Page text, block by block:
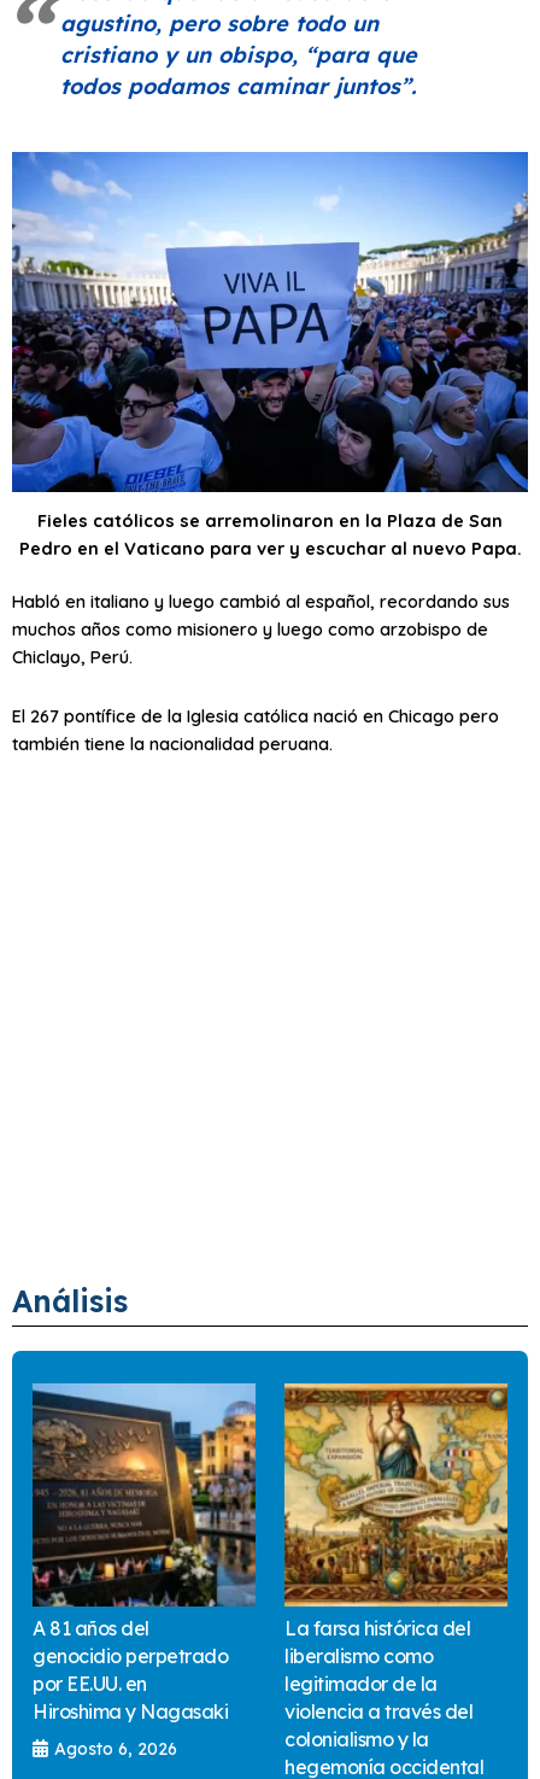
agustino, pero sobre todo un
cristiano y un obispo, “para que
todos podamos caminar juntos”.
Fieles católicos se arremolinaron en la Plaza de San
Pedro en el Vaticano para ver y escuchar al nuevo Papa.
Habló en italiano y luego cambió al español, recordando sus
muchos años como misionero y luego como arzobispo de
Chiclayo, Perú.
El 267 pontífice de la Iglesia católica nació en Chicago pero
también tiene la nacionalidad peruana.
Análisis
A 81 años del
genocidio perpetrado
por EE.UU. en
Hiroshima y Nagasaki
Agosto 6, 2026
La farsa histórica del
liberalismo como
legitimador de la
violencia a través del
colonialismo y la
hegemonía occidental